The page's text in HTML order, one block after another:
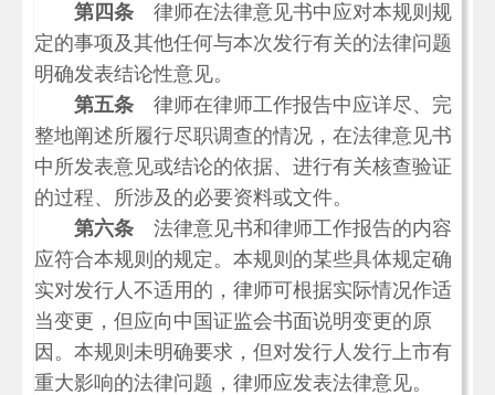
第四条 律师在法律意见书中应对本规则规
定的事项及其他任何与本次发行有关的法律问题
明确发表结论性意见。
第五条 律师在律师工作报告中应详尽、完
整地阐述所履行尽职调查的情况，在法律意见书
中所发表意见或结论的依据、进行有关核查验证
的过程、所涉及的必要资料或文件。
第六条 法律意见书和律师工作报告的内容
应符合本规则的规定。本规则的某些具体规定确
实对发行人不适用的，律师可根据实际情况作适
当变更，但应向中国证监会书面说明变更的原
因。本规则未明确要求，但对发行人发行上市有
重大影响的法律问题，律师应发表法律意见。